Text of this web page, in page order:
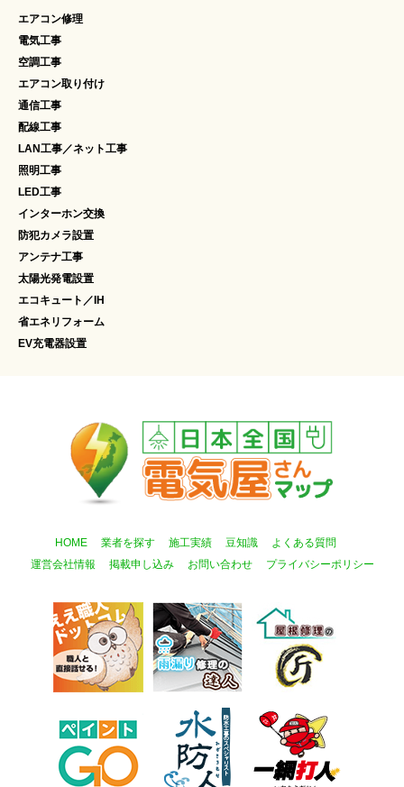
エアコン修理
電気工事
空調工事
エアコン取り付け
通信工事
配線工事
LAN工事／ネット工事
照明工事
LED工事
インターホン交換
防犯カメラ設置
アンテナ工事
太陽光発電設置
エコキュート／IH
省エネリフォーム
EV充電器設置
HOME 業者を探す 施工実績 豆知識
よくある質問
運営会社情報
掲載申し込み お問い合わせ プライバシーポリシー